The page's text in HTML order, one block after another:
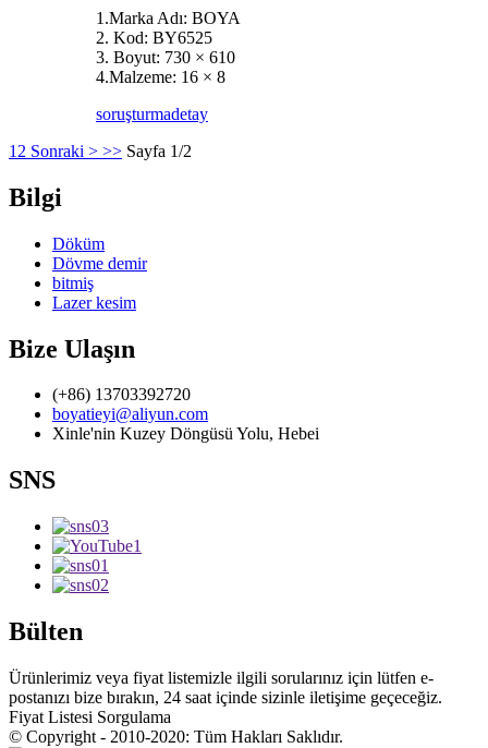
1.Marka Adı: BOYA
2. Kod: BY6525
3. Boyut: 730 × 610
4.Malzeme: 16 × 8
soruşturmadetay
1 2 Sonraki > >> Sayfa 1/2
Bilgi
Döküm
Dövme demir
bitmiş
Lazer kesim
Bize Ulaşın
(+86) 13703392720
boyatieyi@aliyun.com
Xinle'nin Kuzey Döngüsü Yolu, Hebei
SNS
Bülten
Ürünlerimiz veya fiyat listemizle ilgili sorularınız için lütfen e-
postanızı bize bırakın, 24 saat içinde sizinle iletişime geçeceğiz.
Fiyat Listesi Sorgulama
© Copyright - 2010-2020: Tüm Hakları Saklıdır.